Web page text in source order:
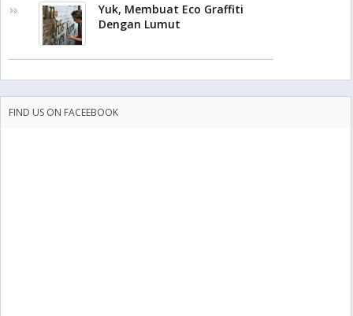
Yuk, Membuat Eco Graffiti
Dengan Lumut
FIND US ON FACEEBOOK